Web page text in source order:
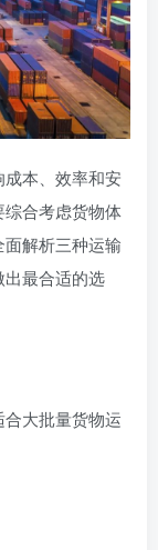
本、效率和安
合考虑货物体
解析三种运输
最合适的选
大批量货物运